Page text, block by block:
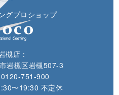
グプロショップ
槻店：
岩槻区岩槻507-3
0120-751-900
〜19:30 不定休